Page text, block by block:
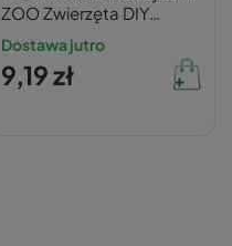
ZOO Zwierzęta DIY
Zestaw Kreatywny 3M+
Kidea
Dostawa jutro
9,19 zł